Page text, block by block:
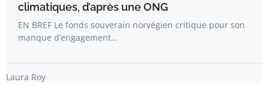
climatiques, d’après une ONG
EN BREF Le fonds souverain norvégien critique pour son
manque d’engagement…
Laura Roy